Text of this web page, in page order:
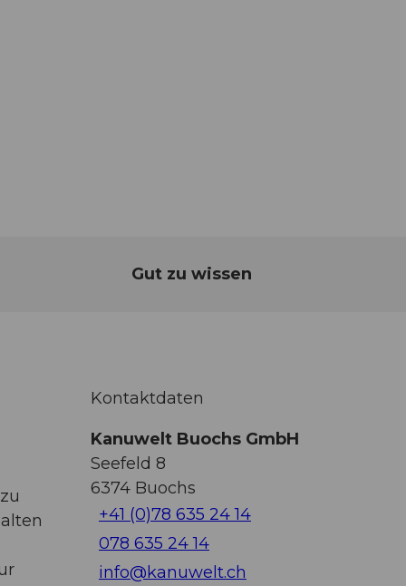
Gut zu wissen
Kontaktdaten
Kanuwelt Buochs GmbH
Seefeld 8
6374 Buochs
+41 (0)78 635 24 14
078 635 24 14
info@kanuwelt.ch